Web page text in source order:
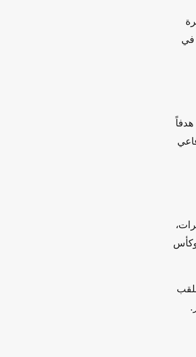
في
خلال مسيرته الاحترافية، لعب طارق حامد 438 مباراة، تجاوز خلالها حاجز 37 ألف دقيقة لعب، مساهماً بـ19 هدفاً
دفاعي